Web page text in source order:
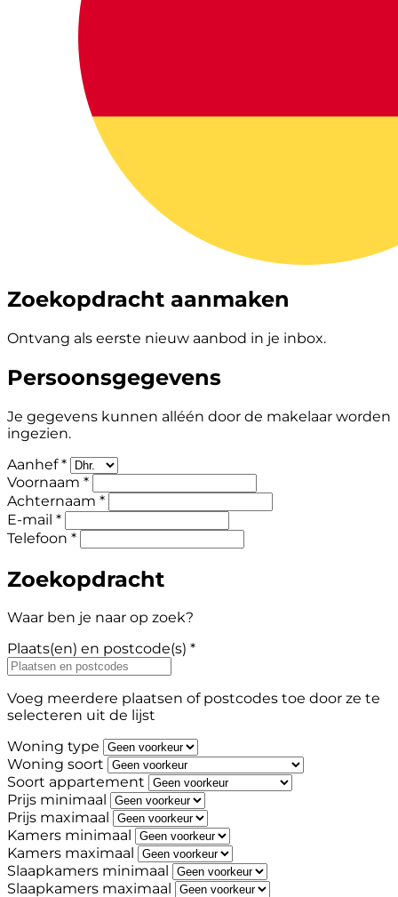
Zoekopdracht aanmaken
Ontvang als eerste nieuw aanbod in je inbox.
Persoonsgegevens
Je gegevens kunnen alléén door de makelaar worden
ingezien.
Aanhef *
Voornaam *
Achternaam *
E-mail *
Telefoon *
Zoekopdracht
Waar ben je naar op zoek?
Plaats(en) en postcode(s) *
Voeg meerdere plaatsen of postcodes toe door ze te
selecteren uit de lijst
Woning type
Woning soort
Soort appartement
Prijs minimaal
Prijs maximaal
Kamers minimaal
Kamers maximaal
Slaapkamers minimaal
Slaapkamers maximaal